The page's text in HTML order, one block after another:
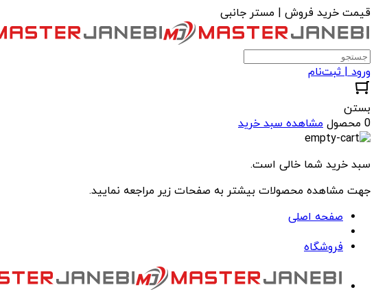
قیمت خرید فروش | مستر جانبی
ورود | ثبت‌نام
بستن
0 محصول
مشاهده سبد خرید
سبد خرید شما خالی است.
جهت مشاهده محصولات بیشتر به صفحات زیر مراجعه نمایید.
صفحه اصلی
فروشگاه